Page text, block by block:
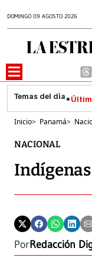
DOMINGO 09 AGOSTO 2026
Inicio> Panamá>
NACIONAL
PorRedacción